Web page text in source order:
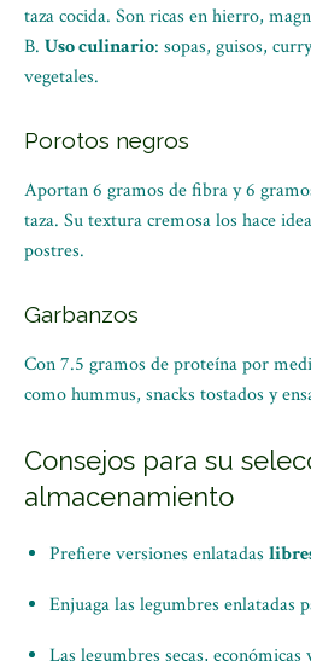
taza cocida. Son ricas en hierro,
B. Uso culinario: sopas, guisos,
vegetales.
Porotos negros
Aportan 6 gramos de fibra y 6
taza. Su textura cremosa los hace
postres.
Garbanzos
Con 7.5 gramos de proteína por
como hummus, snacks tostados y
Consejos para su
almacenamiento
Prefiere versiones enlatadas
Enjuaga las legumbres enlatadas
Las legumbres secas,